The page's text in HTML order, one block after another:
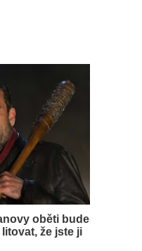
oběti bude
že jste ji